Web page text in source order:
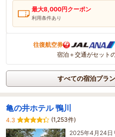
最大8,000円クーポン
利用条件あり
往復航空券
宿泊＋交通がセット
すべての宿泊プラ
亀の井ホテル 鴨川
4.3
(1,253件)
2025年4月24日